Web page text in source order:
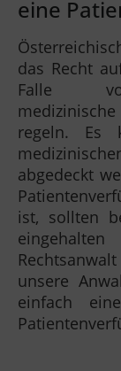
eine
das Recht
Falle von
regeln. Es
abgedeckt
ist, sollten
unsere
einfach